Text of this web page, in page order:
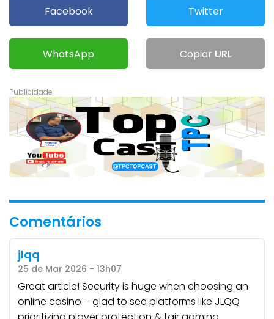
Facebook Twitter
WhatsApp Copiar URL
Comentários
jlqq
25 de Mar 2026 - 13h07
Great article! Security is huge when choosing an
online casino – glad to see platforms like JLQQ